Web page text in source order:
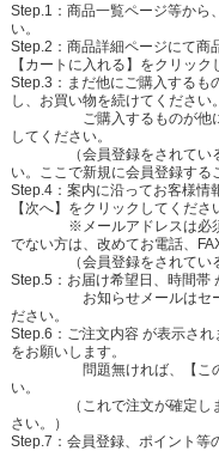
Step.1：商品一覧ページ等から
い。
Step.2：商品詳細ページにて商
【カートに入れる】をクリック
Step.3：まだ他にご購入するも
し、お買い物を続けてください。
ご購入するものが他にな
してください。
（会員登録をされている方
い。ここで新規に会員登録する
Step.4：案内に沿ってお客様情
【次へ】をクリックしてくださ
※メールアドレスは必須で
でない方は、改めてお電話、
（会員登録をされている方
Step.5：お届け希望日、時間帯
お知らせメールはセール
ださい。
Step.6：ご注文内容 が表示さ
をお願いします。
問題無ければ、【この内
い。
（これで注文が確定します
さい。）
Step.7：会員登録、ポイント等